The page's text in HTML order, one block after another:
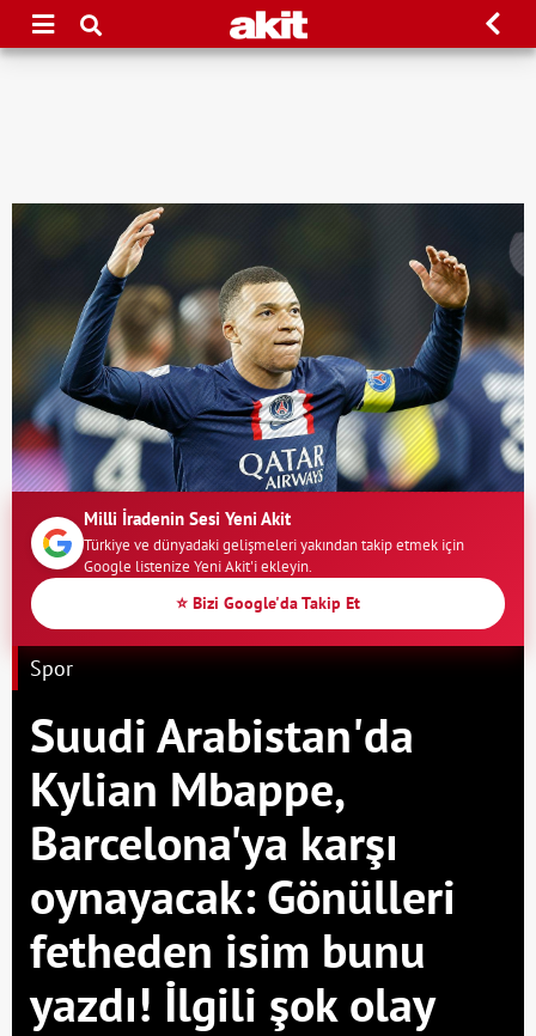
Milli İradenin Sesi Yeni Akit
Türkiye ve dünyadaki gelişmeleri yakından takip etmek için
Google listenize Yeni Akit'i ekleyin.
⭐ Bizi Google'da Takip Et
Spor
Suudi Arabistan'da
Kylian Mbappe,
Barcelona'ya karşı
oynayacak: Gönülleri
fetheden isim bunu
yazdı! İlgili şok olay